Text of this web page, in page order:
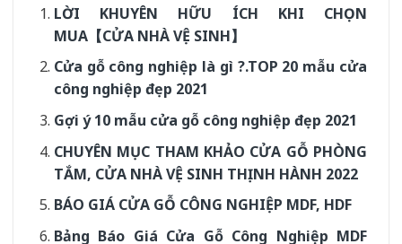
LỜI KHUYÊN HỮU ÍCH KHI CHỌN
MUA【CỬA NHÀ VỆ SINH】
Cửa gỗ công nghiệp là gì ?.TOP 20 mẫu cửa
công nghiệp đẹp 2021
Gợi ý 10 mẫu cửa gỗ công nghiệp đẹp 2021
CHUYÊN MỤC THAM KHẢO CỬA GỖ PHÒNG
TẮM, CỬA NHÀ VỆ SINH THỊNH HÀNH 2022
BÁO GIÁ CỬA GỖ CÔNG NGHIỆP MDF, HDF
Bảng Báo Giá Cửa Gỗ Công Nghiệp MDF